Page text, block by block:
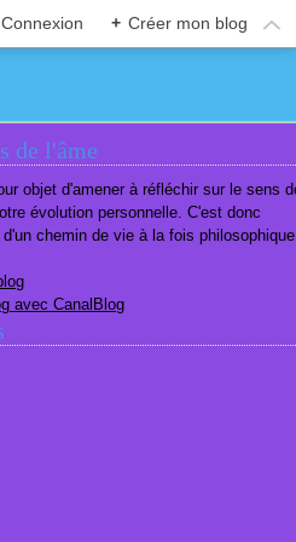
Connexion + Créer mon blog
de l'âme
objet d'amener à réfléchir sur le sens
évolution personnelle. C'est donc
d'un chemin de vie à la fois philosophique
avec CanalBlog